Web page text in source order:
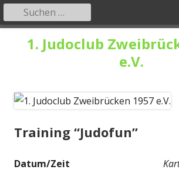
1. Judoclub
e.V.
Primäres
Menü
Suchen
nach:
Training “Judofun”
Datum/Zeit